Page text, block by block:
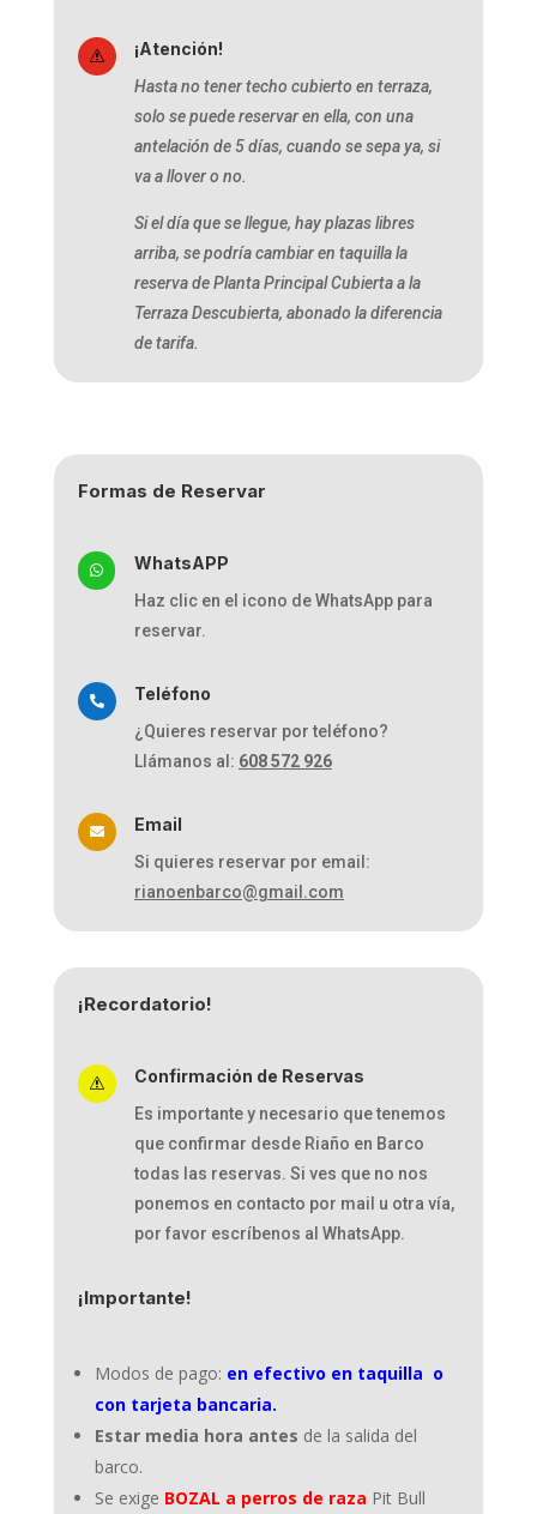
s ¡Atención!
Hasta no tener techo cubierto en terraza,
solo se puede reservar en ella, con una
antelación de 5 días, cuando se sepa ya, si
va a llover o no.
Si el día que se llegue, hay plazas libres
arriba, se podría cambiar en taquilla la
reserva de Planta Principal Cubierta a la
Terraza Descubierta, abonado la diferencia
de tarifa.
Formas de Reservar
 WhatsAPP
Haz clic en el icono de WhatsApp para
reservar.
 Teléfono
¿Quieres reservar por teléfono?
Llámanos al: 608 572 926
 Email
Si quieres reservar por email:
rianoenbarco@gmail.com
¡Recordatorio!
s Confirmación de Reservas
Es importante y necesario que tenemos
que confirmar desde Riaño en Barco
todas las reservas. Si ves que no nos
ponemos en contacto por mail u otra vía,
por favor escríbenos al WhatsApp.
¡Importante!
Modos de pago: en efectivo en taquilla o
con tarjeta bancaria.
Estar media hora antes de la salida del
barco.
Se exige BOZAL a perros de raza Pit Bull